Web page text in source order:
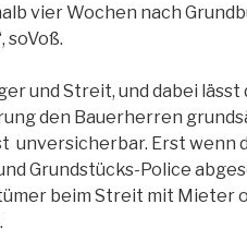
vier Wochen nach
soVoß.
und Streit, und dabei lässt
den Bauerherren
unversicherbar. Erst wenn
Grundstücks-Police
beim Streit mit Mieter